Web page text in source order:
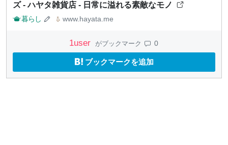
ズ - ハヤタ雑貨店 - 日常に溢れる素敵なモノ
暮らし www.hayata.me
1user がブックマーク 0
ブックマークを追加